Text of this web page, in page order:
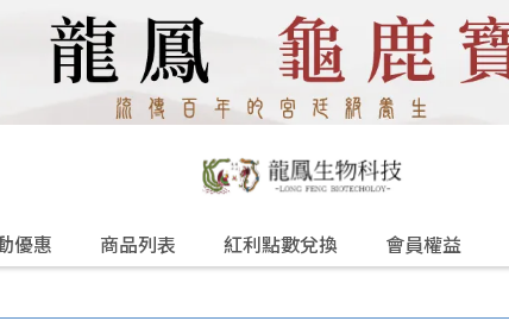
優惠 商品列表 紅利點數兌換 會員權益